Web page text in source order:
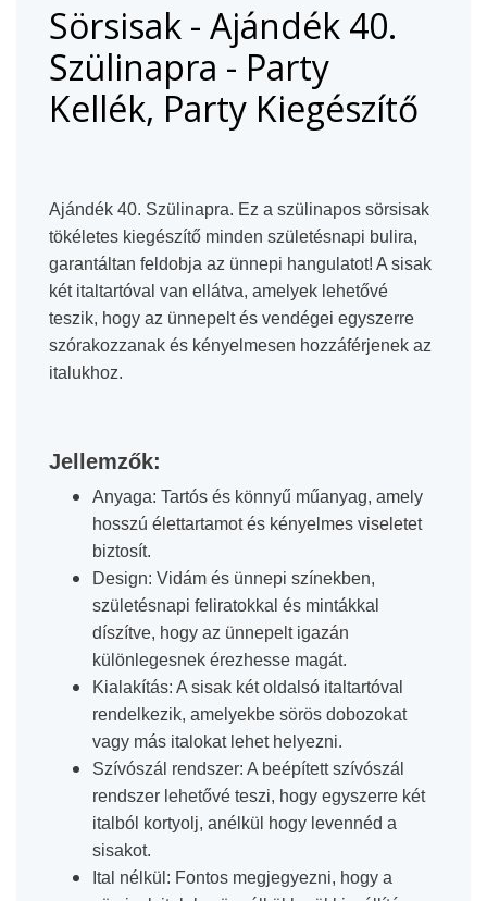
Sörsisak - Ajándék 40.
Szülinapra - Party
Kellék, Party Kiegészítő
Ajándék 40. Szülinapra. Ez a szülinapos sörsisak
tökéletes kiegészítő minden születésnapi bulira,
garantáltan feldobja az ünnepi hangulatot! A sisak
két italtartóval van ellátva, amelyek lehetővé
teszik, hogy az ünnepelt és vendégei egyszerre
szórakozzanak és kényelmesen hozzáférjenek az
italukhoz.
Jellemzők:
Anyaga: Tartós és könnyű műanyag, amely
hosszú élettartamot és kényelmes viseletet
biztosít.
Design: Vidám és ünnepi színekben,
születésnapi feliratokkal és mintákkal
díszítve, hogy az ünnepelt igazán
különlegesnek érezhesse magát.
Kialakítás: A sisak két oldalsó italtartóval
rendelkezik, amelyekbe sörös dobozokat
vagy más italokat lehet helyezni.
Szívószál rendszer: A beépített szívószál
rendszer lehetővé teszi, hogy egyszerre két
italból kortyolj, anélkül hogy levennéd a
sisakot.
Ital nélkül: Fontos megjegyezni, hogy a